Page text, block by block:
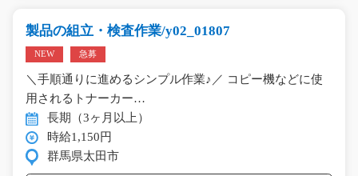
製品の組立・検査作業/y02_01807
NEW 急募
＼手順通りに進めるシンプル作業♪／ コピー機などに使
用されるトナーカー…
長期（3ヶ月以上）
時給1,150円
群馬県太田市